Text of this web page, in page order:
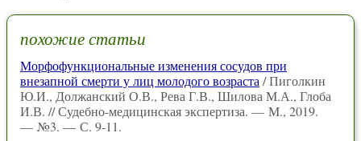
похожие статьи
Морфофункциональные изменения сосудов при
внезапной смерти у лиц молодого возраста / Пиголкин
Ю.И., Должанский О.В., Рева Г.В., Шилова М.А., Глоба
И.В. // Судебно-медицинская экспертиза. — М., 2019.
— №3. — С. 9‑11.